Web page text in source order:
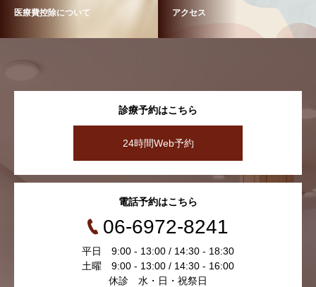
医療費控除について アクセス
診療予約はこちら
24時間Web予約
電話予約はこちら
06-6972-8241
平日 9:00 - 13:00 / 14:30 - 18:30
土曜 9:00 - 13:00 / 14:30 - 16:00
休診 水・日・祝祭日